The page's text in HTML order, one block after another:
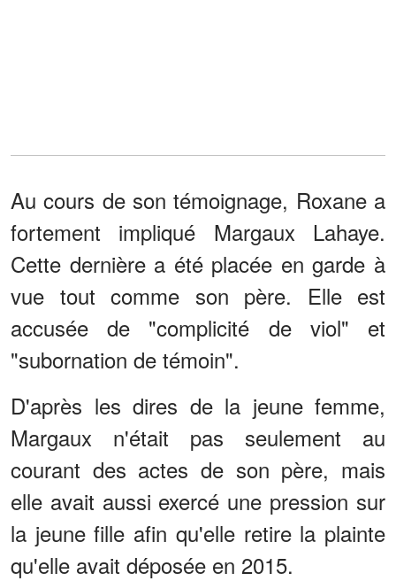
Au cours de son témoignage, Roxane a
fortement impliqué Margaux Lahaye.
Cette dernière a été placée en garde à
vue tout comme son père. Elle est
accusée de "complicité de viol" et
"subornation de témoin".
D'après les dires de la jeune femme,
Margaux n'était pas seulement au
courant des actes de son père, mais
elle avait aussi exercé une pression sur
la jeune fille afin qu'elle retire la plainte
qu'elle avait déposée en 2015.